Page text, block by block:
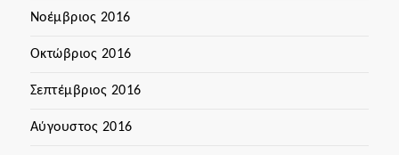
Νοέμβριος 2016
Οκτώβριος 2016
Σεπτέμβριος 2016
Αύγουστος 2016